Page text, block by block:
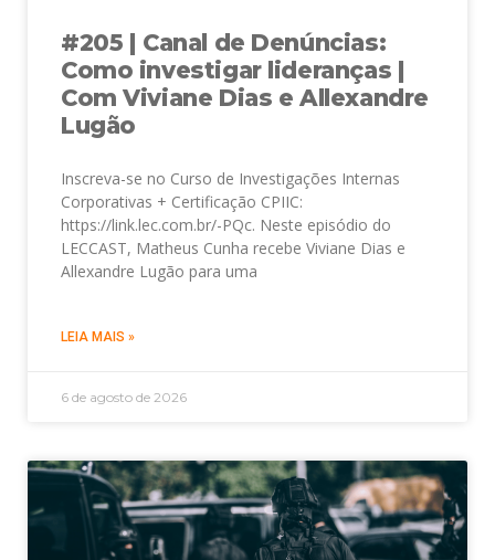
#205 | Canal de Denúncias:
Como investigar lideranças |
Com Viviane Dias e Allexandre
Lugão
Inscreva-se no Curso de Investigações Internas
Corporativas + Certificação CPIIC:
https://link.lec.com.br/-PQc. Neste episódio do
LECCAST, Matheus Cunha recebe Viviane Dias e
Allexandre Lugão para uma
LEIA MAIS »
6 de agosto de 2026